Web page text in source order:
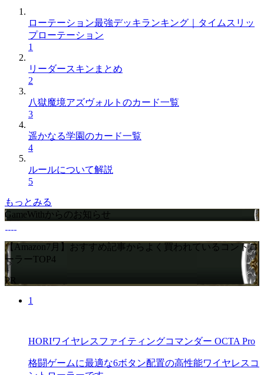
ローテーション最強デッキランキング｜タイムスリッ
プローテーション
1
リーダースキンまとめ
2
八獄魔境アズヴォルトのカード一覧
3
遥かなる学園のカード一覧
4
ルールについて解説
5
もっとみる
GameWithからのお知らせ
【Amazon7月】おすすめ記事からよく買われているコントロ
ーラーTOP4
PR
1
HORIワイヤレスファイティングコマンダー OCTA Pro
格闘ゲームに最適な6ボタン配置の高性能ワイヤレスコ